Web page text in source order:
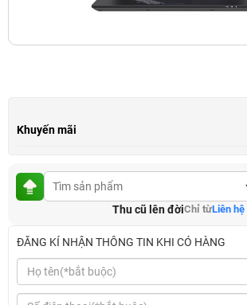
Khuyến mãi
Thu cũ lên đờiChỉ từLiên hệ
ĐĂNG KÍ NHẬN THÔNG TIN KHI CÓ HÀNG